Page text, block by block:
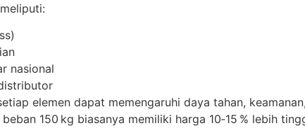
nasional
elemen dapat memengaruhi daya tahan,
150 kg biasanya memiliki harga 10‑15 % lebih